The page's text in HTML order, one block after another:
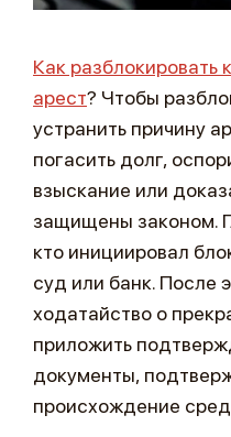
Как разблокировать
арест? Чтобы
устранить причину
погасить долг,
взыскание или
защищены законом.
кто инициировал
суд или банк. После
ходатайство о
приложить
документы,
происхождение